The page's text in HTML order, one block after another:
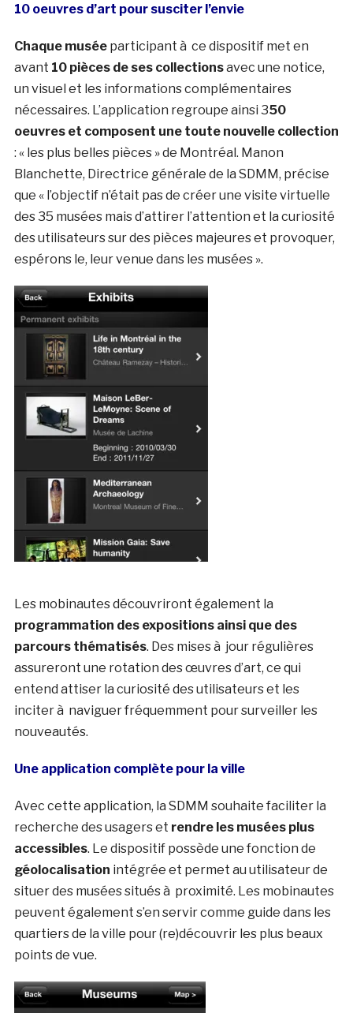
10 oeuvres d’art pour susciterl’envie
Chaque muséeparticipant à ce dispositif met en
avant 10 pièces de ses collectionsavec une notice,
un visuel et les informations complémentaires
nécessaires. L’application regroupe ainsi 350
oeuvres et composent une toute nouvelle collection
: « les plus belles pièces » de Montréal. Manon
Blanchette, Directrice générale de la SDMM, précise
que « l’objectif n’était pas de créer une visite virtuelle
des 35 musées mais d’attirer l’attention et la curiosité
des utilisateurs sur des pièces majeures et provoquer,
espérons le, leur venue dans les musées ».
Les mobinautes découvriront également la
programmation des expositions ainsi que des
parcours thématisés. Des mises à jour régulières
assureront une rotation des œuvres d’art, ce qui
entend attiser la curiosité des utilisateurs et les
inciter à naviguer fréquemment pour surveiller les
nouveautés.
Une application complète pour la ville
Avec cette application, la SDMM souhaite faciliter la
recherche des usagers et rendre les musées plus
accessibles. Le dispositif possède une fonction de
géolocalisation intégrée et permet au utilisateur de
situer des musées situés à proximité. Les mobinautes
peuvent également s’en servir comme guide dans les
quartiers de la ville pour (re)découvrir les plus beaux
points de vue.